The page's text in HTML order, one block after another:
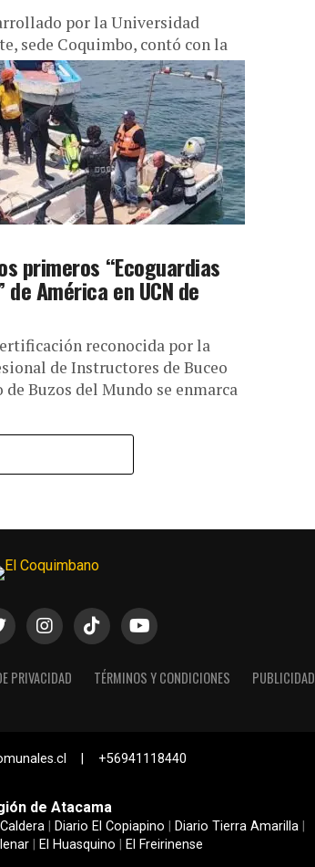
por la Universidad
sede Coquimbo, contó con la
de las regiones de Atacama
primeros “Ecoguardias
América en UCN de
reconocida por la
de Instructores de Buceo
de Buzos del Mundo se enmarca
PRIVACIDAD TÉRMINOS Y CONDICIONES PUBLICIDAD
| +56941118440
de Atacama
Diario El Copiapino Diario Tierra Amarilla
El Huasquino El Freirinense